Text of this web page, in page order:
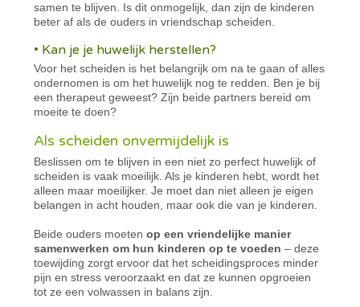
samen te blijven. Is dit onmogelijk, dan zijn de kinderen
beter af als de ouders in vriendschap scheiden.
• Kan je je huwelijk herstellen?
Voor het scheiden is het belangrijk om na te gaan of alles
ondernomen is om het huwelijk nog te redden. Ben je bij
een therapeut geweest? Zijn beide partners bereid om
moeite te doen?
Als scheiden onvermijdelijk is
Beslissen om te blijven in een niet zo perfect huwelijk of
scheiden is vaak moeilijk. Als je kinderen hebt, wordt het
alleen maar moeilijker. Je moet dan niet alleen je eigen
belangen in acht houden, maar ook die van je kinderen.
Beide ouders moetenop een vriendelijke manier
samenwerken om hun kinderen op te voeden – deze
toewijding zorgt ervoor dat het scheidingsproces minder
pijn en stress veroorzaakt en dat ze kunnen opgroeien
tot ze een volwassen in balans zijn.